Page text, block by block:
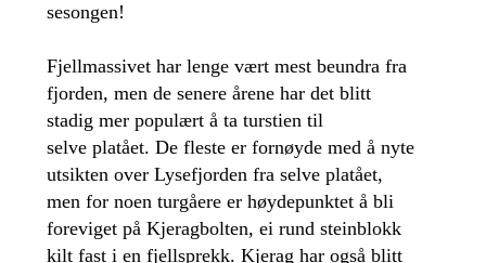
sesongen!
Fjellmassivet har lenge vært mest beundra fra
fjorden, men de senere årene har det blitt
stadig mer populært å ta turstien til
selve platået. De fleste er fornøyde med å nyte
utsikten over Lysefjorden fra selve platået,
men for noen turgåere er høydepunktet å bli
foreviget på Kjeragbolten, ei rund steinblokk
kilt fast i en fjellsprekk. Kjerag har også blitt